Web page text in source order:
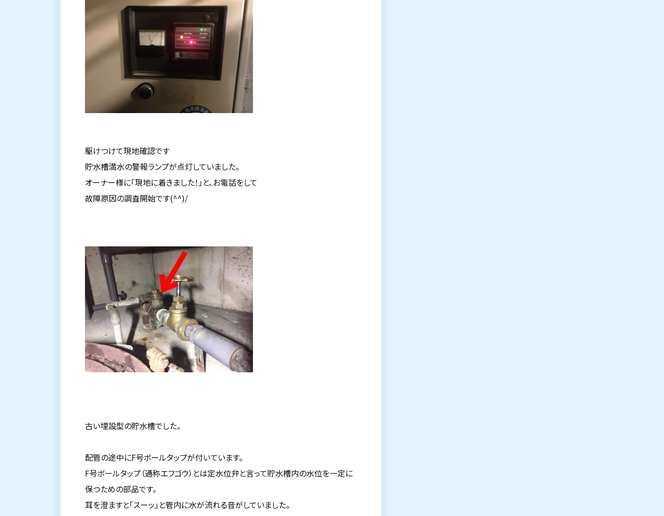
駆けつけて現地確認です
貯水槽満水の警報ランプが点灯していました。
オーナー様に「現地に着きました！」と、お電話をして
故障原因の調査開始です(^^)/
古い埋設型の貯水槽でした。
配管の途中にF号ボールタップが付いています。
F号ボールタップ（通称エフゴウ）とは定水位弁と言って貯水槽内の水位を一定に
保つための部品です。
耳を澄ますと「スーッ」と管内に水が流れる音がしていました。